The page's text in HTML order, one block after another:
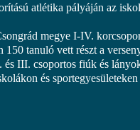
atlétika pályáján az
megye I-IV.
150 tanuló vett részt a
és III. csoportos fiúk és
és sportegyesületeken